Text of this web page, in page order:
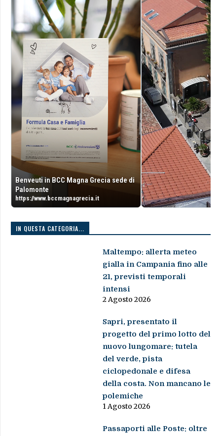
Benveuti in BCC Magna Grecia sede di
Palomonte
https://www.bccmagnagrecia.it
IN QUESTA CATEGORIA...
Maltempo: allerta meteo
gialla in Campania fino alle
21, previsti temporali
intensi
2 Agosto 2026
Sapri, presentato il
progetto del primo lotto del
nuovo lungomare: tutela
del verde, pista
ciclopedonale e difesa
della costa. Non mancano le
polemiche
1 Agosto 2026
Passaporti alle Poste: oltre